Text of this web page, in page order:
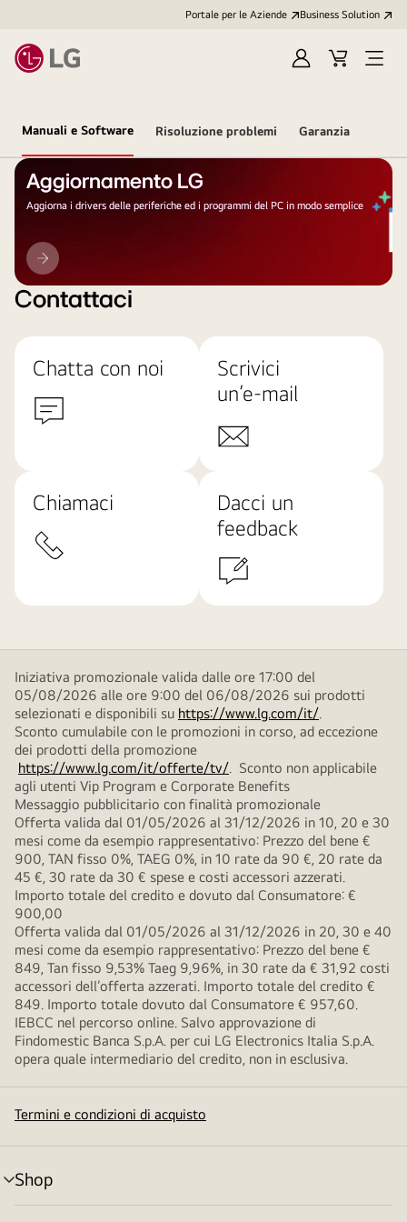
Portale per le Aziende Business Solution
AccediCart
Open
Manuali e Software Risoluzione problemi Garanzia
Aggiornamento LG
Aggiorna i drivers delle periferiche ed i programmi del PC in modo semplice
Aggiornamento
LG
Contattaci
Chatta con noi
Scrivici
un’e-mail
Chiamaci
Dacci un
feedback
Iniziativa promozionale valida dalle ore 17:00 del
05/08/2026 alle ore 9:00 del 06/08/2026 sui prodotti
selezionati e disponibili su https://www.lg.com/it/.
Sconto cumulabile con le promozioni in corso, ad eccezione
dei prodotti della promozione
https://www.lg.com/it/offerte/tv/. Sconto non applicabile
agli utenti Vip Program e Corporate Benefits
Messaggio pubblicitario con finalità promozionale
Offerta valida dal 01/05/2026 al 31/12/2026 in 10, 20 e 30
mesi come da esempio rappresentativo: Prezzo del bene €
900, TAN fisso 0%, TAEG 0%, in 10 rate da 90 €, 20 rate da
45 €, 30 rate da 30 € spese e costi accessori azzerati.
Importo totale del credito e dovuto dal Consumatore: €
900,00
Offerta valida dal 01/05/2026 al 31/12/2026 in 20, 30 e 40
mesi come da esempio rappresentativo: Prezzo del bene €
849, Tan fisso 9,53% Taeg 9,96%, in 30 rate da € 31,92 costi
accessori dell’offerta azzerati. Importo totale del credito €
849. Importo totale dovuto dal Consumatore € 957,60.
IEBCC nel percorso online. Salvo approvazione di
Findomestic Banca S.p.A. per cui LG Electronics Italia S.p.A.
opera quale intermediario del credito, non in esclusiva.
Termini e condizioni di acquisto
Shop
Attivazione
menu